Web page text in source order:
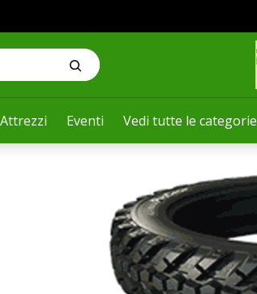
Attrezzi Eventi Vedi tutte le categorie